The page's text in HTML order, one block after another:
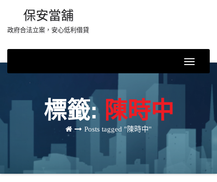
content
保安當舖
政府合法立案，安心低利借貸
Toggle
標籤: 陳時中
Posts tagged "陳時中"